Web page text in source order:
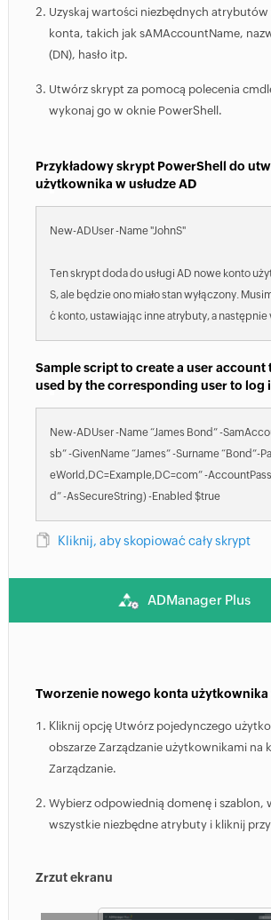
Uzyskaj wartości niezbędnych
konta, takich jak sAMAccountName,
(DN), hasło itp.
Utwórz skrypt za pomocą polecenia
wykonaj go w oknie PowerShell.
Przykładowy skrypt PowerShell do
użytkownika w usłudze AD
New-ADUser -Name "JohnS"
Ten skrypt doda do usługi AD nowe konto
S, ale będzie ono miało stan wyłączony.
ć konto, ustawiając inne atrybuty, a następnie
Sample script to create a user account
used by the corresponding user to log
New-ADUser -Name “James Bond” -
sb” -GivenName “James” -Surname “Bond”-
eWorld,DC=Example,DC=com” -
d” -AsSecureString) -Enabled $true
Kliknij, aby skopiować cały skrypt
ADManager Plus
Tworzenie nowego konta użytkownika
Kliknij opcję Utwórz pojedynczego
obszarze Zarządzanie użytkownikami na
Zarządzanie.
Wybierz odpowiednią domenę i szablon,
wszystkie niezbędne atrybuty i kliknij
Zrzut ekranu